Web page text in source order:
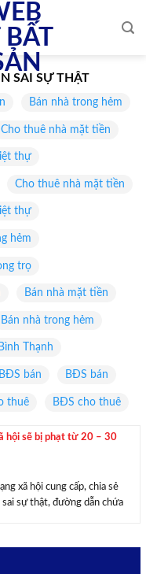
SAI SỰ THẬT
Bán nhà trong hẻm
Cho thuê nhà mặt tiền
thự
Cho thuê nhà mặt tiền
thự
hẻm
trọ
Bán nhà mặt tiền
Bán nhà trong hẻm
Thạnh
BĐS bán BĐS bán
thuê BĐS cho thuê
hội sẽ bị phạt từ 20 – 30
xã hội cung cấp, chia sẻ
sự thật, đường dẫn chứa